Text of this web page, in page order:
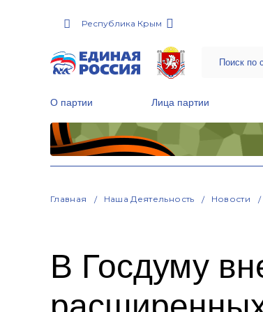
Республика Крым
О партии Лица партии
Главная Наша Деятельность Новости
В Госдуму